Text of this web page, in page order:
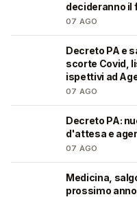
decideranno il
07 AGO
Decreto PA e
scorte Covid,
ispettivi ad
07 AGO
Decreto PA:
d'attesa e
07 AGO
Medicina,
prossimo